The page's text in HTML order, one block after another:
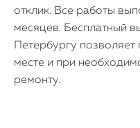
отклик. Все работы
месяцев. Бесплатный
Петербургу
месте и при
ремонту.